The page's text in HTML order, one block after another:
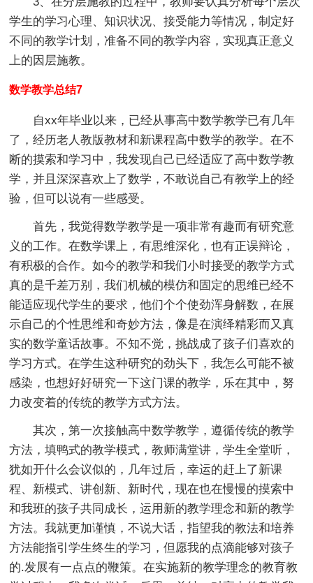
学生的学习心理、知识状况、接受能力等情况，制定好
不同的教学计划，准备不同的教学内容，实现真正意义
上的因层施教。
数学教学总结7
自xx年毕业以来，已经从事高中数学教学已有几年
了，经历老人教版教材和新课程高中数学的教学。在不
断的摸索和学习中，我发现自己已经适应了高中数学教
学，并且深深喜欢上了数学，不敢说自己有教学上的经
验，但可以说有一些感受。
首先，我觉得数学教学是一项非常有趣而有研究意
义的工作。在数学课上，有思维深化，也有正误辩论，
有积极的合作。如今的教学和我们小时接受的教学方式
真的是千差万别，我们机械的模仿和固定的思维已经不
能适应现代学生的要求，他们个个使劲浑身解数，在展
示自己的个性思维和奇妙方法，像是在演绎精彩而又真
实的数学童话故事。不知不觉，挑战成了孩子们喜欢的
学习方式。在学生这种研究的劲头下，我怎么可能不被
感染，也想好好研究一下这门课的教学，乐在其中，努
力改变着的传统的教学方式方法。
其次，第一次接触高中数学教学，遵循传统的教学
方法，填鸭式的教学模式，教师满堂讲，学生全堂听，
犹如开什么会议似的，几年过后，幸运的赶上了新课
程、新模式、讲创新、新时代，现在也在慢慢的摸索中
和我班的孩子共同成长，运用新的教学理念和新的教学
方法。我就更加谨慎，不说大话，指望我的教法和培养
方法能指引学生终生的学习，但愿我的点滴能够对孩子
的.发展有一点点的鞭策。在实施新的教学理念的教育教